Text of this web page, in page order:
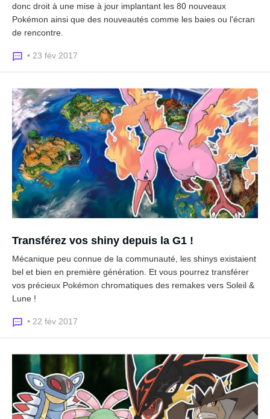
donc droit à une mise à jour implantant les 80 nouveaux
Pokémon ainsi que des nouveautés comme les baies ou l'écran
de rencontre.
• 23 fév 2017
Transférez vos shiny depuis la G1 !
Mécanique peu connue de la communauté, les shinys existaient
bel et bien en première génération. Et vous pourrez transférer
vos précieux Pokémon chromatiques des remakes vers Soleil &
Lune !
• 22 fév 2017